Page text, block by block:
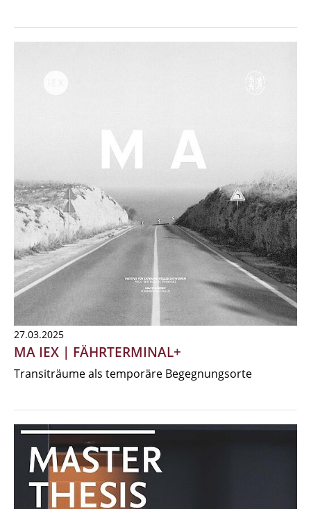
27.03.2025
MA IEX | FÄHRTERMINAL+
Transiträume als temporäre Begegnungsorte